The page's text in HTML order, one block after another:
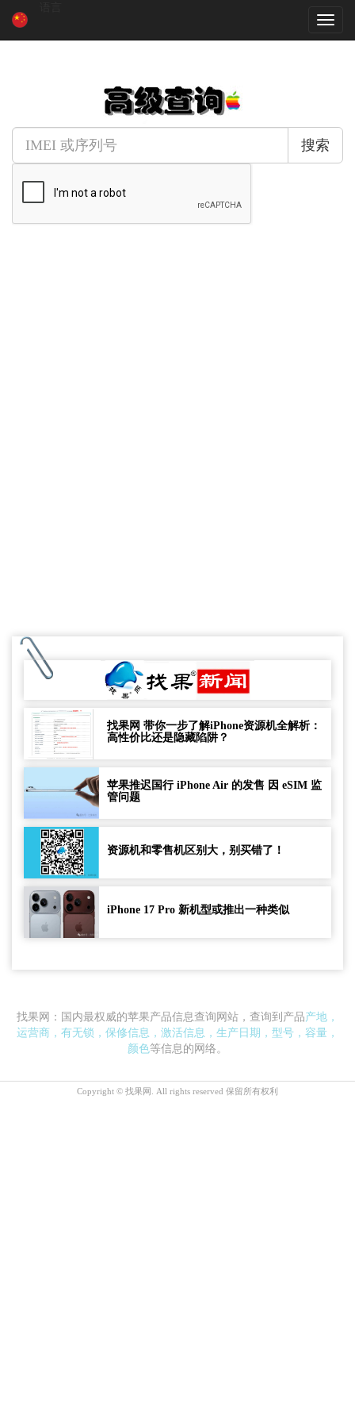
搜索
找果网 带你一步了解iPhone资源机全解析：
高性价比还是隐藏陷阱？
苹果推迟国行 iPhone Air 的发售 因 eSIM 监
管问题
资源机和零售机区别大，别买错了！
iPhone 17 Pro 新机型或推出一种类似
找果网：国内最权威的苹果产品信息查询网站，查询到产品产地，
运营商，有无锁，保修信息，激活信息，生产日期，型号，容量，
颜色等信息的网络。
Copyright © 找果网. All rights reserved 保留所有权利